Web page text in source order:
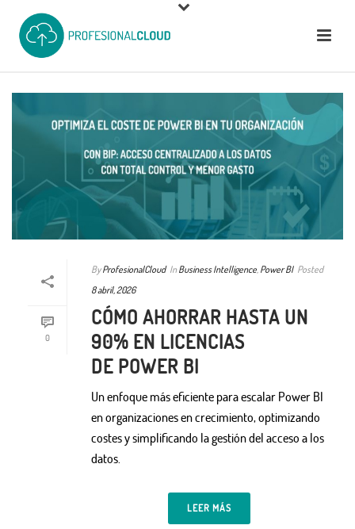
0
By ProfesionalCloud In Business Intelligence Power BI Posted
8 abril, 2026
CÓMO AHORRAR HASTA UN
90% EN LICENCIAS
DE POWER BI
Un enfoque más eficiente para escalar Power BI
en organizaciones en crecimiento, optimizando
costes y simplificando la gestión del acceso a los
datos.
LEER MÁS